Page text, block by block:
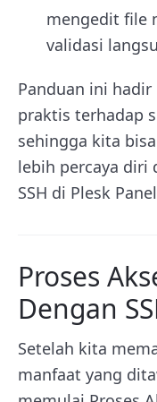
mengedit file
validasi
Panduan ini
praktis terhadap
sehingga kita
lebih percaya diri
SSH di Plesk
Proses
Dengan
Setelah kita
manfaat yang